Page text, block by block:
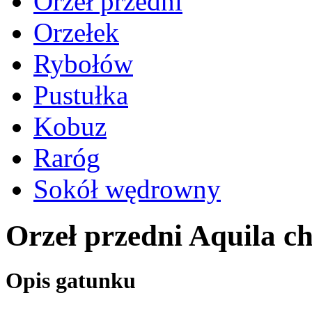
Orzełek
Rybołów
Pustułka
Kobuz
Raróg
Sokół wędrowny
Orzeł przedni Aquila
Opis gatunku